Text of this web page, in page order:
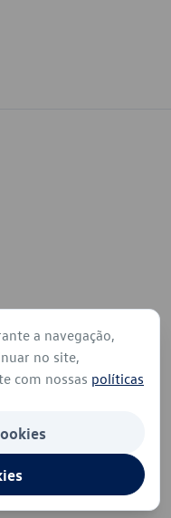
a navegação,
no site,
com nossas políticas